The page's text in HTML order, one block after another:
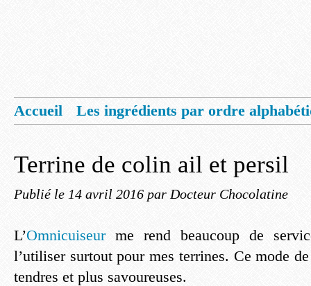
Accueil
Les ingrédients par ordre
Terrine de colin ail et persil
Publié le 14 avril 2016 par Docteur Chocolatine
L’Omnicuiseurme rend beaucoup de
l’utiliser surtout pour mes terrines. Ce mode
tendres et plus savoureuses.